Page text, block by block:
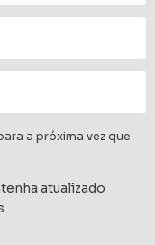
a próxima vez que
atualizado